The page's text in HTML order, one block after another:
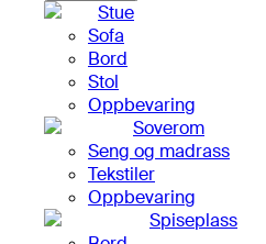
Stue
Sofa
Bord
Stol
Oppbevaring
Soverom
Seng og madrass
Tekstiler
Oppbevaring
Spiseplass